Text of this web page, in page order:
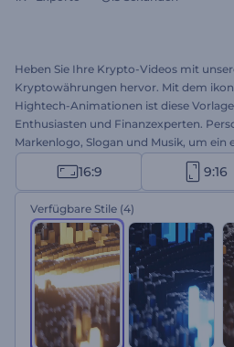
Heben Sie Ihre Krypto-Videos mit
Kryptowährungen hervor. Mit dem
Hightech-Animationen ist diese
Enthusiasten und Finanzexperten.
Markenlogo, Slogan und Musik, um
YouTube-Kanal, Webinare,
Projekte zu erstellen. Erstellen Sie jetzt
Namen in der Krypto-Branche!
16:9 9:16
Verfügbare Stile (4)